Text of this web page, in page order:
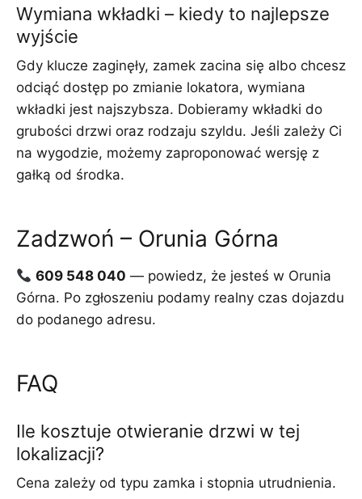
Wymiana wkładki – kiedy to najlepsze
wyjście
Gdy klucze zaginęły, zamek zacina się albo chcesz
odciąć dostęp po zmianie lokatora, wymiana
wkładki jest najszybsza. Dobieramy wkładki do
grubości drzwi oraz rodzaju szyldu. Jeśli zależy Ci
na wygodzie, możemy zaproponować wersję z
gałką od środka.
Zadzwoń – Orunia Górna
609 548 040 — powiedz, że jesteś w Orunia
Górna. Po zgłoszeniu podamy realny czas dojazdu
do podanego adresu.
FAQ
Ile kosztuje otwieranie drzwi w tej
lokalizacji?
Cena zależy od typu zamka i stopnia utrudnienia.